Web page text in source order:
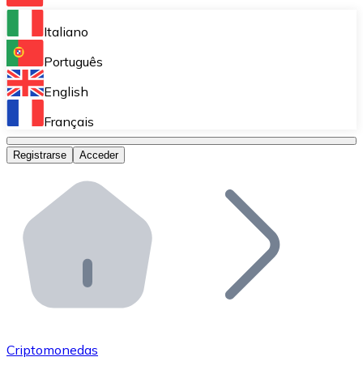
Bitnovo Ramp
Integra nuestra solución en tu plataforma.
Bitnovo Giftcards
Bitnovo OTC
Bitnovo ATM
Integra un ATM Bitnovo en tu negocio y permite que
Bitnovo API
Integra nuestra API en tu ecosistema.
Únete a nuestra red de distribuidores.
Italiano
Português
English
Français
Registrarse Acceder
Criptomonedas